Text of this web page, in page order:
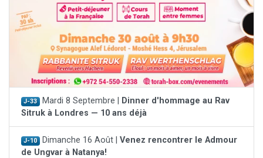
J-33 Mardi 8 Septembre |
Dinner d'hommage au Rav
Sitruk à Londres — 10 ans déjà
J-10 Dimanche 16 Août | Venez rencontrer le Admour
de Ungvar à Natanya!